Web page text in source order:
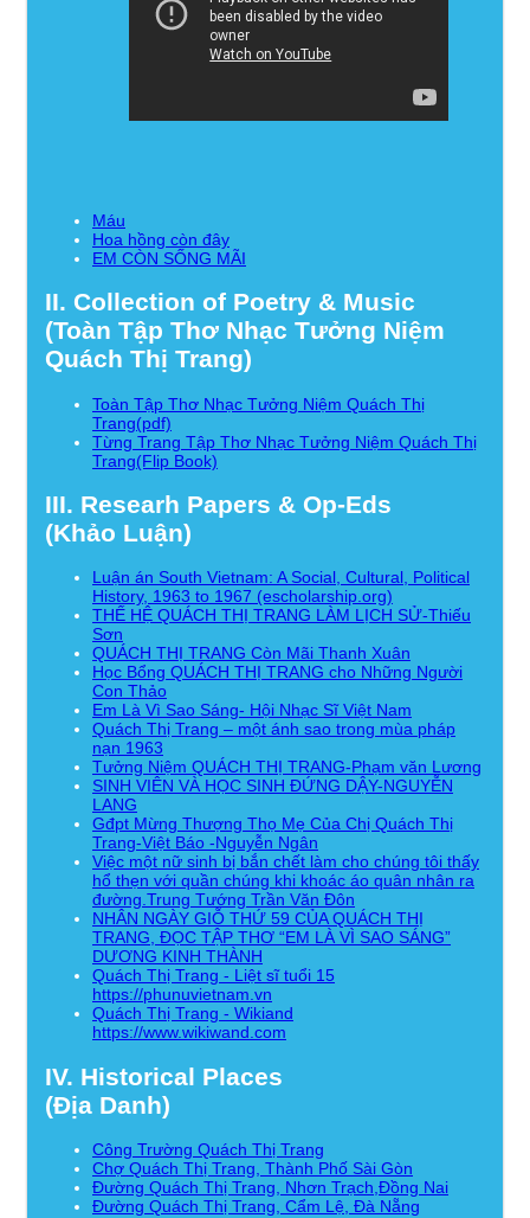
Máu
Hoa hồng còn đây
EM CÒN SỐNG MÃI
II. Collection of Poetry & Music
(Toàn Tập Thơ Nhạc Tưởng Niệm
Quách Thị Trang)
Toàn Tập Thơ Nhạc Tưởng Niệm Quách Thị
Trang(pdf)
Từng Trang Tập Thơ Nhạc Tưởng Niệm Quách Thị
Trang(Flip Book)
III. Researh Papers & Op-Eds
(Khảo Luận)
Luận án South Vietnam: A Social, Cultural, Political
History, 1963 to 1967 (escholarship.org)
THẾ HỆ QUÁCH THỊ TRANG LÀM LỊCH SỬ-Thiếu
Sơn
QUÁCH THỊ TRANG Còn Mãi Thanh Xuân
Học Bổng QUÁCH THỊ TRANG cho Những Người
Con Thảo
Em Là Vì Sao Sáng- Hội Nhạc Sĩ Việt Nam
Quách Thị Trang – một ánh sao trong mùa pháp
nạn 1963
Tưởng Niệm QUÁCH THỊ TRANG-Phạm văn Lương
SINH VIÊN VÀ HỌC SINH ĐỨNG DẬY-NGUYỄN
LANG
Gđpt Mừng Thượng Thọ Mẹ Của Chị Quách Thị
Trang-Việt Báo -Nguyễn Ngân
Việc một nữ sinh bị bắn chết làm cho chúng tôi thấy
hổ thẹn với quần chúng khi khoác áo quân nhân ra
đường.Trung Tướng Trần Văn Đôn
NHÂN NGÀY GIỖ THỨ 59 CỦA QUÁCH THỊ
TRANG, ĐỌC TẬP THƠ “EM LÀ VÌ SAO SÁNG”
DƯƠNG KINH THÀNH
Quách Thị Trang - Liệt sĩ tuổi 15
https://phunuvietnam.vn
Quách Thị Trang - Wikiand
https://www.wikiwand.com
IV. Historical Places
(Địa Danh)
Công Trường Quách Thị Trang
Chợ Quách Thị Trang, Thành Phố Sài Gòn
Đường Quách Thị Trang, Nhơn Trạch,Đồng Nai
Đường Quách Thị Trang, Cẩm Lệ, Đà Nẵng